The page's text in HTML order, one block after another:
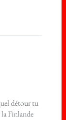
détour tu
la Finlande